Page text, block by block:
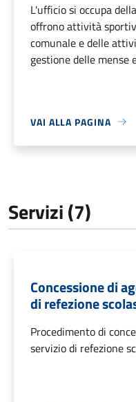
L'ufficio si occupa
offrono attività
comunale e delle
gestione delle mense
VAI ALLA PAGINA
Servizi (7)
Concessione di
di refezione
Procedimento di
servizio di refezione